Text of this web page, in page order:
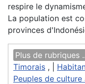
respire le
La population est
provinces
Plus de rubriques
Timorais , |
Peuples de culture